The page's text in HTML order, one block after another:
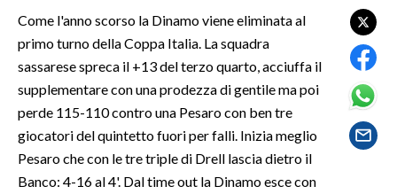
VOLLEY
MOTORI
TENNIS
ALTRI SPORT
CULTURA
SPETTACOLI
Come l'anno scorso la Dinamo viene eliminata al
primo turno della Coppa Italia. La squadra
sassarese spreca il +13 del terzo quarto, acciuffa il
supplementare con una prodezza di gentile ma poi
perde 115-110 contro una Pesaro con ben tre
giocatori del quintetto fuori per falli. Inizia meglio
Pesaro che con le tre triple di Drell lascia dietro il
Banco: 4-16 al 4'. Dal time out la Dinamo esce con